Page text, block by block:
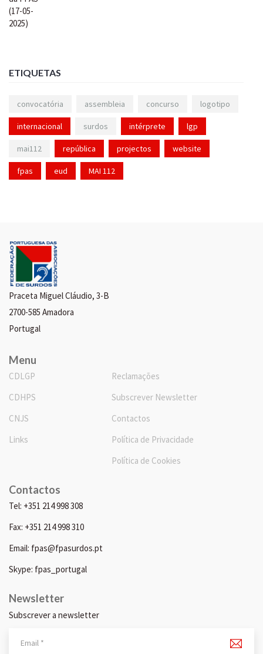
ETIQUETAS
convocatória assembleia concurso logotipo
internacional surdos intérprete lgp
mai112 república projectos website
fpas eud MAI 112
Praceta Miguel Cláudio, 3-B
2700-585 Amadora
Portugal
Menu
CDLGP
CDHPS
CNJS
Links
Reclamações
Subscrever Newsletter
Contactos
Política de Privacidade
Política de Cookies
Contactos
Tel: +351 214 998 308
Fax: +351 214 998 310
Email: fpas@fpasurdos.pt
Skype: fpas_portugal
Newsletter
Subscrever a newsletter